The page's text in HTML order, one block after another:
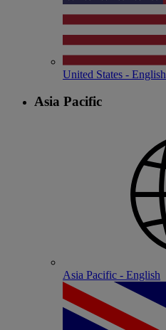
United States - English
Asia Pacific
Asia Pacific - English